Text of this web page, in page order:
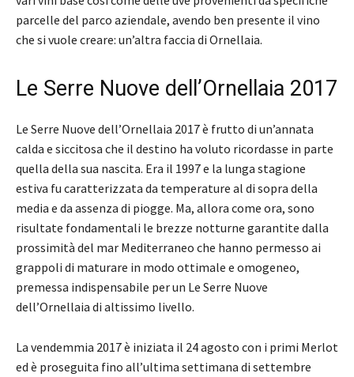
parcelle del parco aziendale, avendo ben presente il vino
che si vuole creare: un’altra faccia di Ornellaia.
Le Serre Nuove dell’Ornellaia 2017
Le Serre Nuove dell’Ornellaia 2017 è frutto di un’annata
calda e siccitosa che il destino ha voluto ricordasse in parte
quella della sua nascita. Era il 1997 e la lunga stagione
estiva fu caratterizzata da temperature al di sopra della
media e da assenza di piogge. Ma, allora come ora, sono
risultate fondamentali le brezze notturne garantite dalla
prossimità del mar Mediterraneo che hanno permesso ai
grappoli di maturare in modo ottimale e omogeneo,
premessa indispensabile per un Le Serre Nuove
dell’Ornellaia di altissimo livello.
La vendemmia 2017 è iniziata il 24 agosto con i primi Merlot
ed è proseguita fino all’ultima settimana di settembre